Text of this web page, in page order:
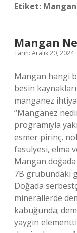
Etiket:
Mangan
Tarih: Aralık 20, 2024
Mangan hangi
besin
manganez
“Manganez
programıyla
esmer pirinç,
fasulyesi, elma
Mangan
7B grubundaki
Doğada
minerallerde
kabuğunda;
yaygın